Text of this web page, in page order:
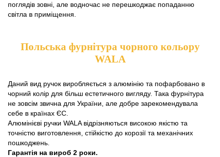
поглядів зовні, але водночас не перешкоджає попаданню
світла в приміщення.
Польська фурнітура чорного кольору
WALA
Даний вид ручок виробляється з алюмінію та пофарбовано в
чорний колір для більш естетичного вигляду. Така фурнітура
не зовсім звична для України, але добре зарекомендувала
себе в країнах ЄС.
Алюмінієві ручки WALA відрізняються високою якістю та
точністю виготовлення, стійкістю до корозії та механічних
пошкоджень.
Гарантія на вироб 2 роки.